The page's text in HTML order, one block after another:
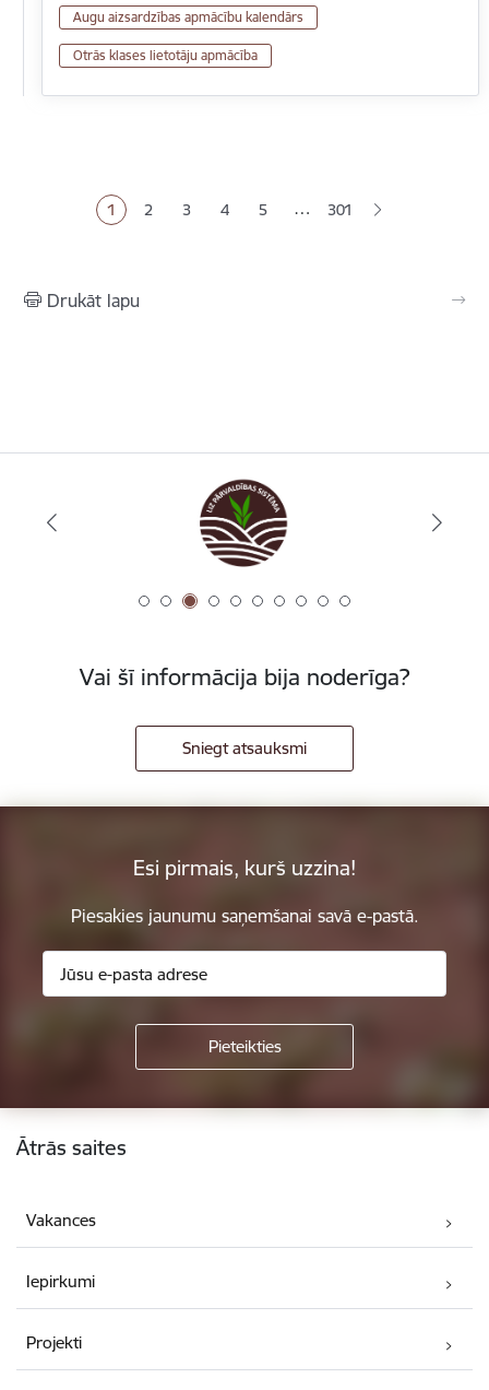
Augu aizsardzības apmācību kalendārs
Otrās klases lietotāju apmācība
Pašreizējā lapa
1 Lapa
2 Lapa
3 Lapa
4 Lapa
5 … 301
Drukāt lapu
Vai šī informācija bija noderīga?
Sniegt atsauksmi
Esi pirmais, kurš uzzina!
Piesakies jaunumu saņemšanai savā e-pastā.
Kājene
Ātrās saites
Vakances
Iepirkumi
Projekti